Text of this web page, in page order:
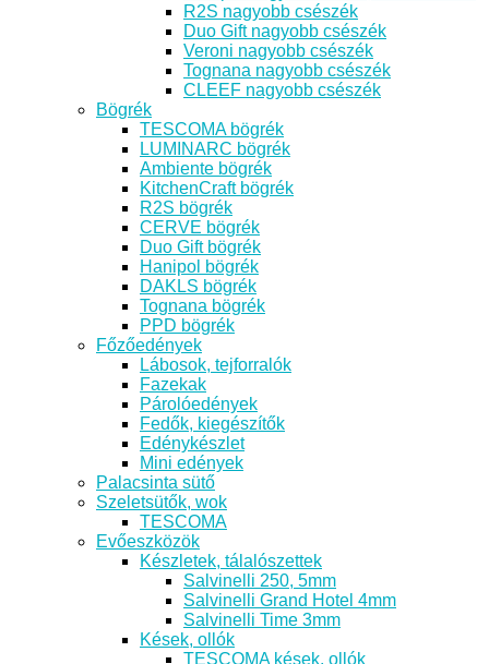
R2S nagyobb csészék
Duo Gift nagyobb csészék
Veroni nagyobb csészék
Tognana nagyobb csészék
CLEEF nagyobb csészék
Bögrék
TESCOMA bögrék
LUMINARC bögrék
Ambiente bögrék
KitchenCraft bögrék
R2S bögrék
CERVE bögrék
Duo Gift bögrék
Hanipol bögrék
DAKLS bögrék
Tognana bögrék
PPD bögrék
Főzőedények
Lábosok, tejforralók
Fazekak
Párolóedények
Fedők, kiegészítők
Edénykészlet
Mini edények
Palacsinta sütő
Szeletsütők, wok
TESCOMA
Evőeszközök
Készletek, tálalószettek
Salvinelli 250, 5mm
Salvinelli Grand Hotel 4mm
Salvinelli Time 3mm
Kések, ollók
TESCOMA kések, ollók